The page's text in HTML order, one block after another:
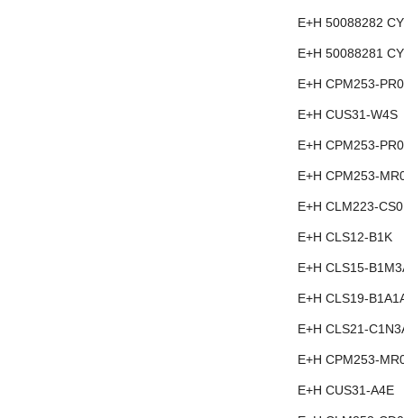
E+H 50088282
E+H 50088281
E+H CPM253-
E+H CUS31-W4S
E+H CPM253-
E+H CPM253-
E+H CLM223-
E+H CLS12-B1K
E+H CLS15-
E+H CLS19-
E+H CLS21-
E+H CPM253-
E+H CUS31-A4E